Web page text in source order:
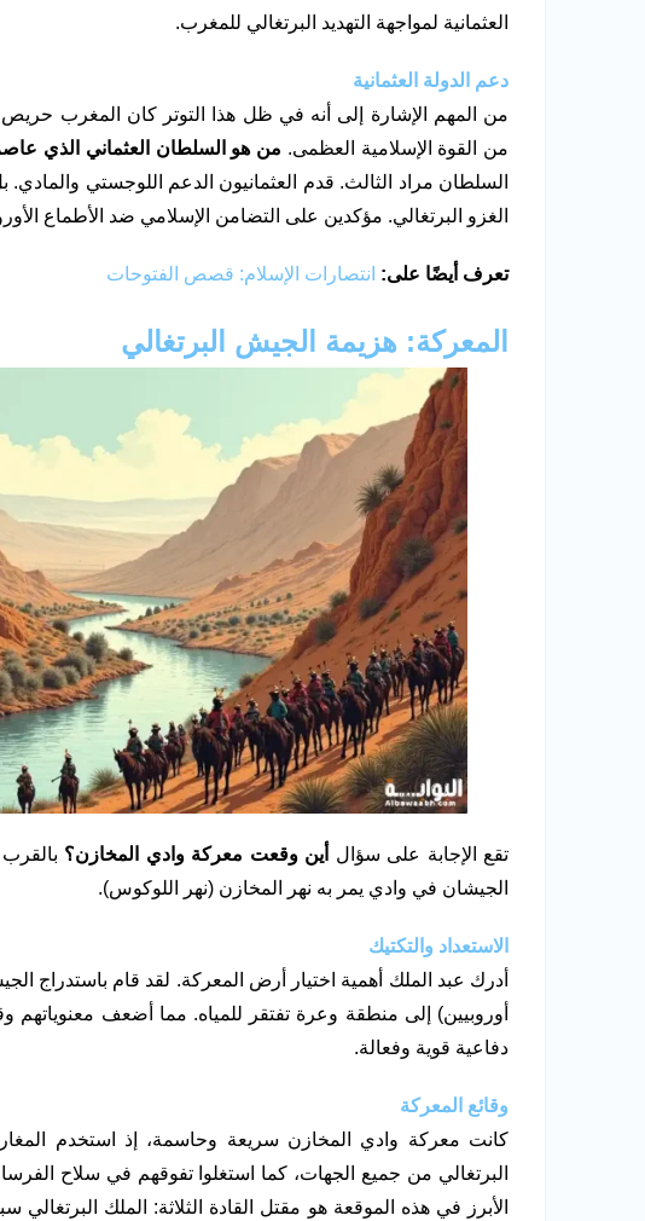
العثمانية لمواجهة التهديد البرتغالي للمغرب.
دعم الدولة العثمانية
من المهم الإشارة إلى أنه في ظل هذا التوتر كان المغرب
من القوة الإسلامية العظمى. من هو السلطان العثماني الذي
السلطان مراد الثالث. قدم العثمانيون الدعم اللوجستي والمادي.
الغزو البرتغالي. مؤكدين على التضامن الإسلامي ضد الأطماع
تعرف أيضًا على: انتصارات الإسلام: قصص الفتوحات
المعركة: هزيمة الجيش البرتغالي
تقع الإجابة على سؤال أين وقعت معركة وادي المخازن؟
الجيشان في وادي يمر به نهر المخازن (نهر اللوكوس).
الاستعداد والتكتيك
أدرك عبد الملك أهمية اختيار أرض المعركة. لقد قام باستدراج
أوروبيين) إلى منطقة وعرة تفتقر للمياه. مما أضعف
دفاعية قوية وفعالة.
وقائع المعركة
كانت معركة وادي المخازن سريعة وحاسمة، إذ استخدم
البرتغالي من جميع الجهات، كما استغلوا تفوقهم في سلاح
الأبرز في هذه الموقعة هو مقتل القادة الثلاثة: الملك